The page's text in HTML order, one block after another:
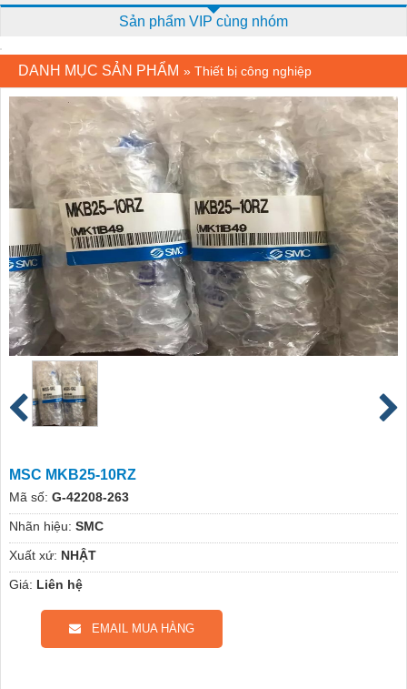
Sản phẩm VIP cùng nhóm
DANH MỤC SẢN PHẨM » Thiết bị công nghiệp
MSC MKB25-10RZ
Mã số: G-42208-263
Nhãn hiệu: SMC
Xuất xứ: NHẬT
Giá: Liên hệ
EMAIL MUA HÀNG